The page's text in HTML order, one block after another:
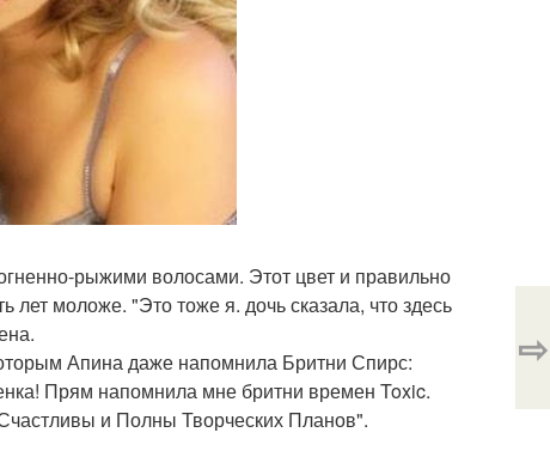
рыжими волосами. Этот цвет и правильно
лет моложе. "Это тоже я. дочь сказала, что здесь
Апина даже напомнила Бритни Спирс:
Прям напомнила мне бритни времен Toxic.
и Полны Творческих Планов".
⇨